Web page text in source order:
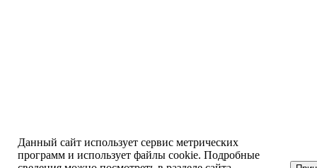
Данный сайт использует сервис метрических
программ и использует файлы cookie. Подробные